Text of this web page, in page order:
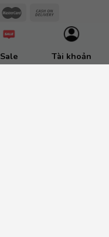
Sale Tài khoản